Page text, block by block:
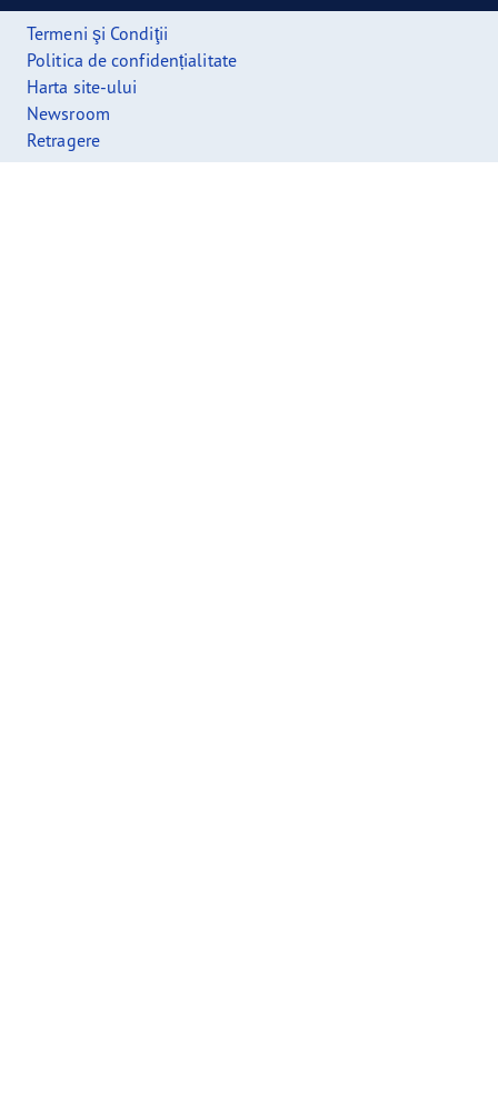
Termeni şi Condiţii
Politica de confidențialitate
Harta site-ului
Newsroom
Retragere